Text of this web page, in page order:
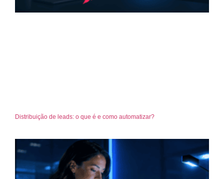
Distribuição de leads: o que é e como automatizar?